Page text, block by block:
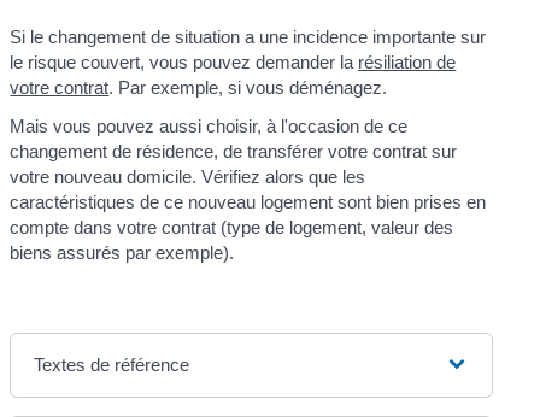
Si le changement de situation a une incidence importante sur
le risque couvert, vous pouvez demander la résiliation de
votre contrat. Par exemple, si vous déménagez.
Mais vous pouvez aussi choisir, à l'occasion de ce
changement de résidence, de transférer votre contrat sur
votre nouveau domicile. Vérifiez alors que les
caractéristiques de ce nouveau logement sont bien prises en
compte dans votre contrat (type de logement, valeur des
biens assurés par exemple).
Textes de référence